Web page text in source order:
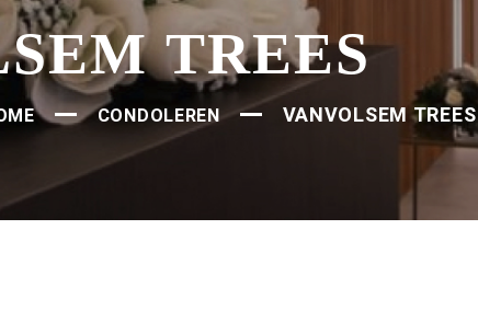
TREES
CONDOLEREN VANVOLSEM TREES